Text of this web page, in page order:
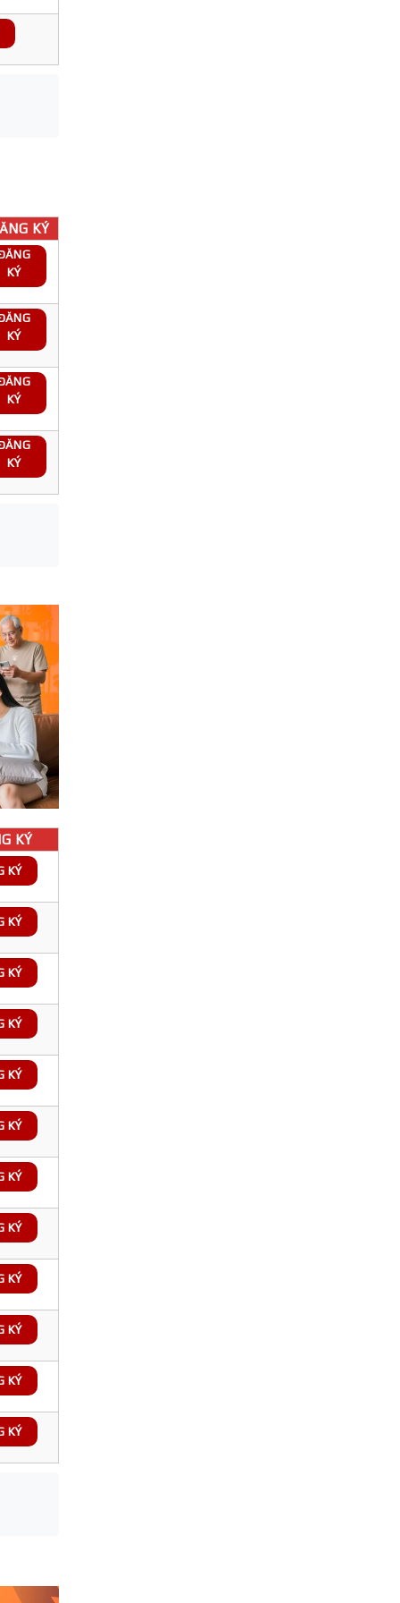
KÝ
KÝ
KÝ
KÝ
KÝ
KÝ
KÝ
KÝ
KÝ
KÝ
KÝ
KÝ
KÝ
KÝ
KÝ
KÝ
KÝ
KÝ